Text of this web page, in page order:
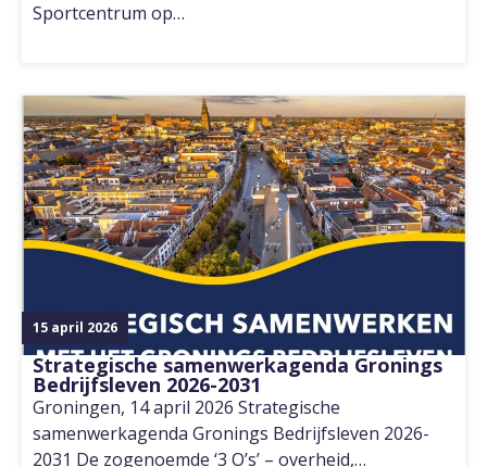
Sportcentrum op…
15 april 2026
Strategische samenwerkagenda Gronings
Bedrijfsleven 2026-2031
Groningen, 14 april 2026 Strategische
samenwerkagenda Gronings Bedrijfsleven 2026-
2031 De zogenoemde ‘3 O’s’ – overheid,…